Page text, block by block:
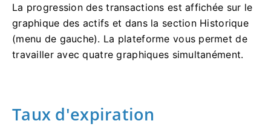
La progression des transactions est affichée sur le
graphique des actifs et dans la section Historique
(menu de gauche). La plateforme vous permet de
travailler avec quatre graphiques simultanément.
Taux d'expiration